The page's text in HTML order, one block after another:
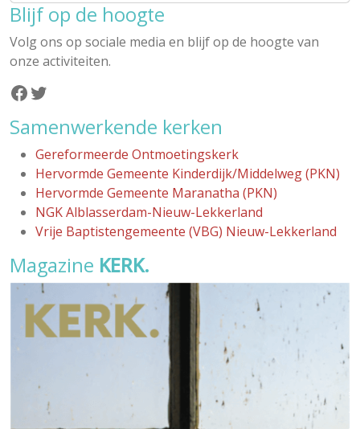
Blijf op de hoogte
Volg ons op sociale media en blijf op de hoogte van
onze activiteiten.
Facebook
Twitter
Samenwerkende kerken
Gereformeerde Ontmoetingskerk
Hervormde Gemeente Kinderdijk/Middelweg (PKN)
Hervormde Gemeente Maranatha (PKN)
NGK Alblasserdam-Nieuw-Lekkerland
Vrije Baptistengemeente (VBG) Nieuw-Lekkerland
Magazine KERK.